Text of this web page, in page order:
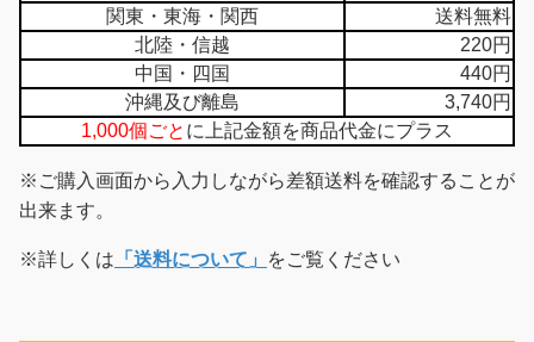
関東・東海・関西
送料無料
北陸・信越
220円
中国・四国
440円
沖縄及び離島
3,740円
1,000個ごと に上記金額を商品代金にプラス
※ご購入画面から入力しながら差額送料を確認することが
出来ます。
※詳しくは 「送料について」 をご覧ください